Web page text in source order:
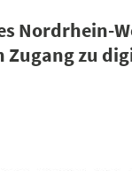
Nordrhein-
zu